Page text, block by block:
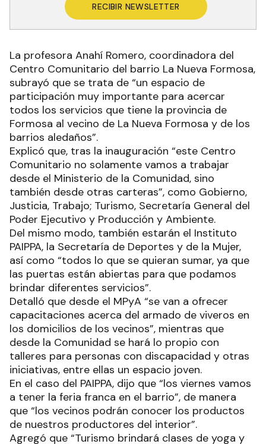
RECIBIR NEWSLETTER
La profesora Anahí Romero, coordinadora del
Centro Comunitario del barrio La Nueva Formosa,
subrayó que se trata de “un espacio de
participación muy importante para acercar
todos los servicios que tiene la provincia de
Formosa al vecino de La Nueva Formosa y de los
barrios aledaños”.
Explicó que, tras la inauguración “este Centro
Comunitario no solamente vamos a trabajar
desde el Ministerio de la Comunidad, sino
también desde otras carteras”, como Gobierno,
Justicia, Trabajo; Turismo, Secretaría General del
Poder Ejecutivo y Producción y Ambiente.
Del mismo modo, también estarán el Instituto
PAIPPA, la Secretaría de Deportes y de la Mujer,
así como “todos lo que se quieran sumar, ya que
las puertas están abiertas para que podamos
brindar diferentes servicios”.
Detalló que desde el MPyA “se van a ofrecer
capacitaciones acerca del armado de viveros en
los domicilios de los vecinos”, mientras que
desde la Comunidad se hará lo propio con
talleres para personas con discapacidad y otras
iniciativas, entre ellas un espacio joven.
En el caso del PAIPPA, dijo que “los viernes vamos
a tener la feria franca en el barrio”, de manera
que “los vecinos podrán conocer los productos
de nuestros productores del interior”.
Agregó que “Turismo brindará clases de yoga y